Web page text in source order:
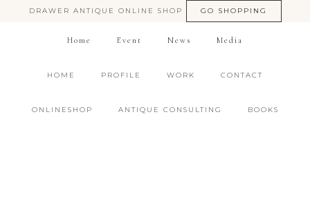
DRAWER ANTIQUE ONLINE SHOP GO SHOPPING
Home Event News Media
HOME PROFILE WORK CONTACT
ONLINESHOP ANTIQUE CONSULTING BOOKS